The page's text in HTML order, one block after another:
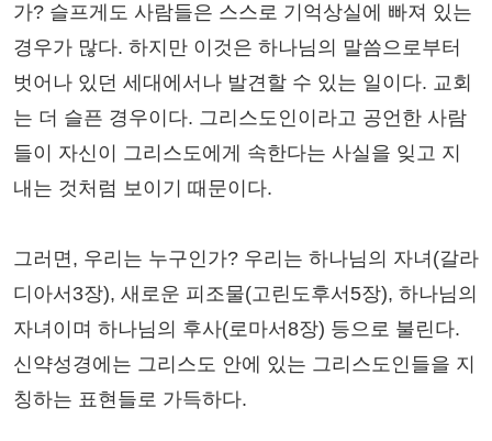
가? 슬프게도 사람들은 스스로 기억상실에 빠져 있는
경우가 많다. 하지만 이것은 하나님의 말씀으로부터
벗어나 있던 세대에서나 발견할 수 있는 일이다. 교회
는 더 슬픈 경우이다. 그리스도인이라고 공언한 사람
들이 자신이 그리스도에게 속한다는 사실을 잊고 지
내는 것처럼 보이기 때문이다.
그러면, 우리는 누구인가? 우리는 하나님의 자녀(갈라
디아서3장), 새로운 피조물(고린도후서5장), 하나님의
자녀이며 하나님의 후사(로마서8장) 등으로 불린다.
신약성경에는 그리스도 안에 있는 그리스도인들을 지
칭하는 표현들로 가득하다.